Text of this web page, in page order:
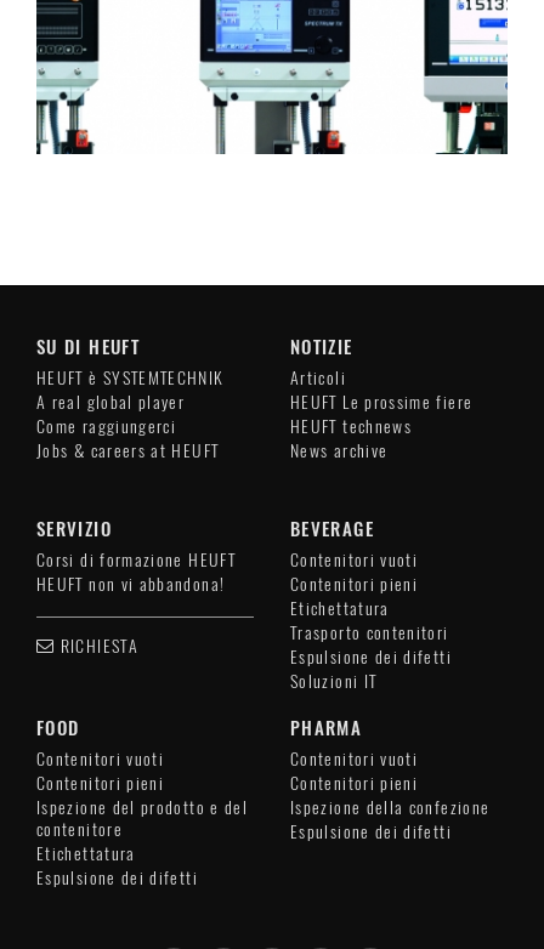
SU DI HEUFT
HEUFT è SYSTEMTECHNIK
A real global player
Come raggiungerci
Jobs & careers at HEUFT
NOTIZIE
Articoli
HEUFT Le prossime fiere
HEUFT technews
News archive
SERVIZIO
Corsi di formazione HEUFT
HEUFT non vi abbandona!
RICHIESTA
BEVERAGE
Contenitori vuoti
Contenitori pieni
Etichettatura
Trasporto contenitori
Espulsione dei difetti
Soluzioni IT
FOOD
Contenitori vuoti
Contenitori pieni
Ispezione del prodotto e del
contenitore
Etichettatura
Espulsione dei difetti
PHARMA
Contenitori vuoti
Contenitori pieni
Ispezione della confezione
Espulsione dei difetti